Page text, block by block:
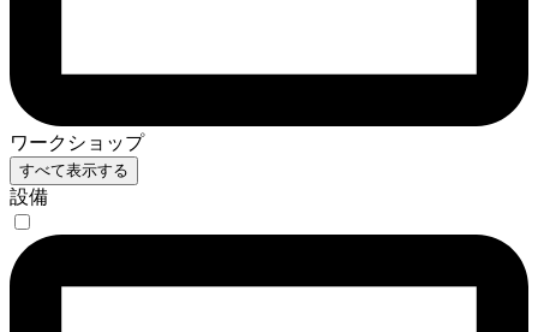
ワークショップ
すべて表示する
設備